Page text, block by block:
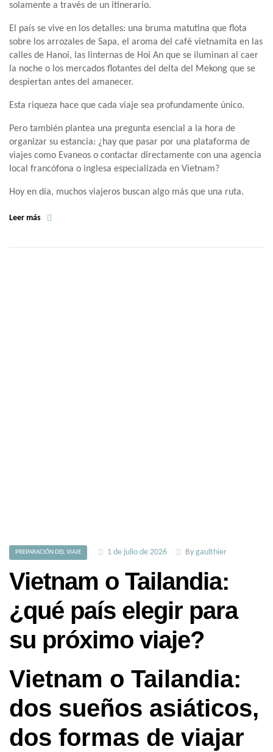
solamente a través de un itinerario.
El país se vive en los detalles: una bruma matutina que flota
sobre los arrozales de Sapa, el aroma del café vietnamita en las
calles de Hanoi, las linternas de Hoi An que se iluminan al caer
la noche o los mercados flotantes del delta del Mekong que se
despiertan antes del amanecer.
Esta riqueza hace que cada viaje sea profundamente único.
Pero también plantea una pregunta esencial a la hora de
organizar su estancia: ¿hay que pasar por una plataforma de
viajes como Evaneos o contactar directamente con una agencia
local francófona o inglesa especializada en Vietnam?
Hoy en día, muchos viajeros buscan algo más que una ruta.
Leer más
PREPARACIÓN DEL VIAJE 1 de julio de 2026 By gaulthier
Vietnam o Tailandia:
¿qué país elegir para
su próximo viaje?
Vietnam o Tailandia:
dos sueños asiáticos,
dos formas de viajar